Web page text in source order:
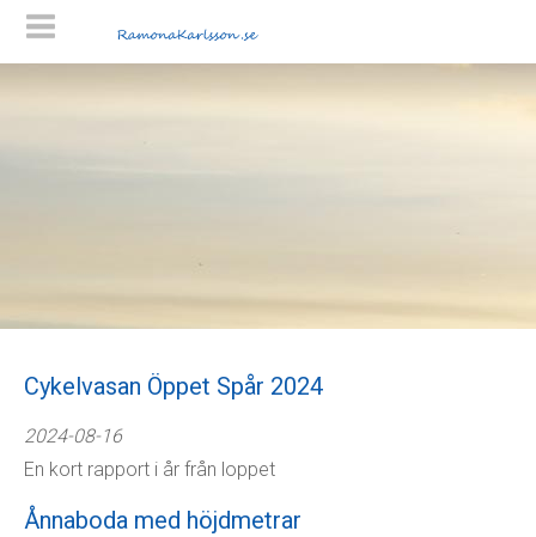
Cykelvasan Öppet Spår 2024
2024-08-16
En kort rapport i år från loppet
Ånnaboda med höjdmetrar